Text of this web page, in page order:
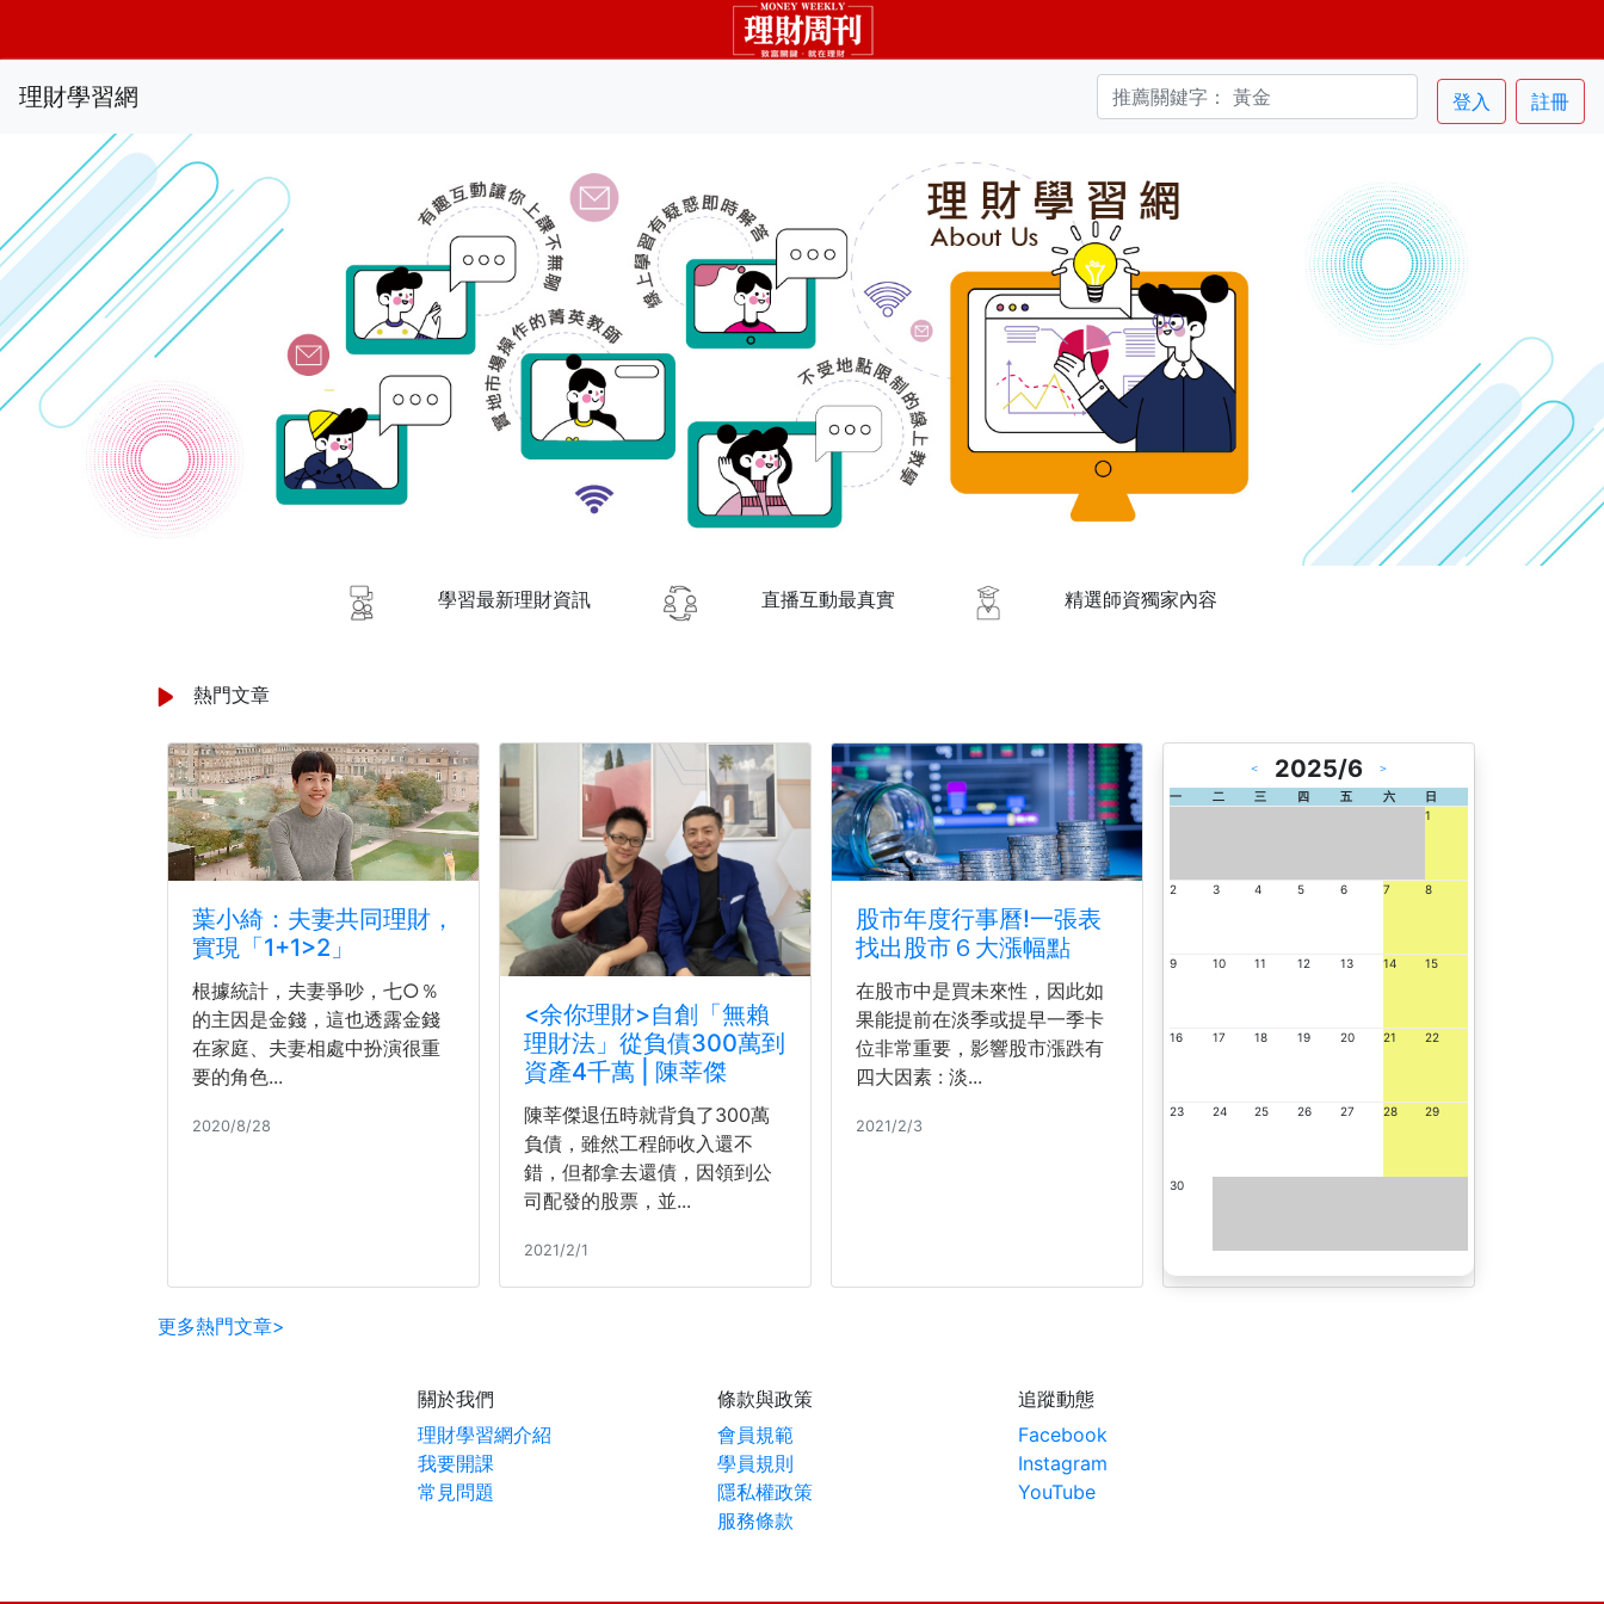
理財學習網 登入 註冊
Previous Next
學習最新理財資訊 直播互動最真實 精選師資獨家內容
熱門文章
葉小綺：夫妻共同理財，
實現「1+1>2」
根據統計，夫妻爭吵，七○％
的主因是金錢，這也透露金錢
在家庭、夫妻相處中扮演很重
要的角色...
2020/8/28
<余你理財>自創「無賴
理財法」從負債300萬到
資產4千萬 | 陳莘傑
陳莘傑退伍時就背負了300萬
負債，雖然工程師收入還不
錯，但都拿去還債，因領到公
司配發的股票，並...
2021/2/1
股市年度行事曆!一張表
找出股市６大漲幅點
在股市中是買未來性，因此如
果能提前在淡季或提早一季卡
位非常重要，影響股市漲跌有
四大因素 : 淡...
2021/2/3
＜ 2025/6
＞
一
二 三 四 五 六
日
1
2 3 4 5 6 7 8
9 10 11 12 13 14 15
16 17 18 19 20 21 22
23 24 25 26 27 28 29
30
更多熱門文章>
關於我們
理財學習網介紹
我要開課
常見問題
條款與政策
會員規範
學員規則
隱私權政策
服務條款
追蹤動態
Facebook
Instagram
YouTube